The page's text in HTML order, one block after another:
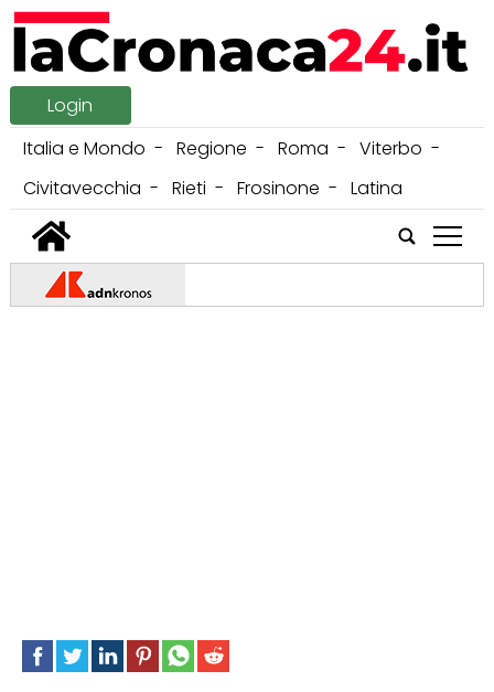
Login
Italia e Mondo
Regione Roma
Viterbo
Civitavecchia
Rieti Frosinone
Latina
tap